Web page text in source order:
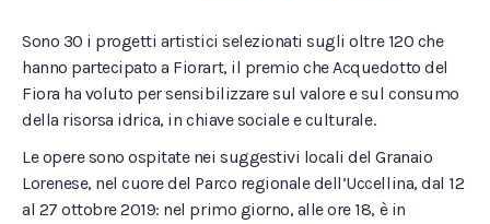
Sono 30 i progetti artistici selezionati sugli oltre 120 che
hanno partecipato a Fiorart, il premio che Acquedotto del
Fiora ha voluto per sensibilizzare sul valore e sul consumo
della risorsa idrica, in chiave sociale e culturale.
Le opere sono ospitate nei suggestivi locali del Granaio
Lorenese, nel cuore del Parco regionale dell’Uccellina, dal 12
al 27 ottobre 2019: nel primo giorno, alle ore 18, è in